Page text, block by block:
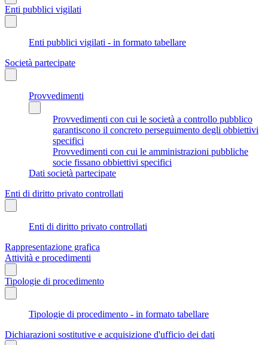
Enti pubblici vigilati
Enti pubblici vigilati - in formato tabellare
Società partecipate
Provvedimenti
Provvedimenti con cui le società a controllo pubblico
garantiscono il concreto perseguimento degli obbiettivi
specifici
Provvedimenti con cui le amministrazioni pubbliche
socie fissano obbiettivi specifici
Dati società partecipate
Enti di diritto privato controllati
Enti di diritto privato controllati
Rappresentazione grafica
Attività e procedimenti
Tipologie di procedimento
Tipologie di procedimento - in formato tabellare
Dichiarazioni sostitutive e acquisizione d'ufficio dei dati